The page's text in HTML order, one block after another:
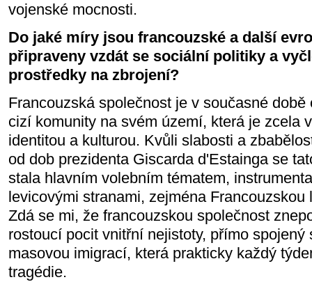
vojenské mocnosti.
Do jaké míry jsou francouzské a další
připraveny vzdát se sociální politiky a
prostředky na zbrojení?
Francouzská společnost je v současné
cizí komunity na svém území, která je zcela
identitou a kulturou. Kvůli slabosti a
od dob prezidenta Giscarda d'Estainga se
stala hlavním volebním tématem,
levicovými stranami, zejména
Zdá se mi, že francouzskou společnost
rostoucí pocit vnitřní nejistoty, přímo spojený
masovou imigrací, která prakticky každý
tragédie.